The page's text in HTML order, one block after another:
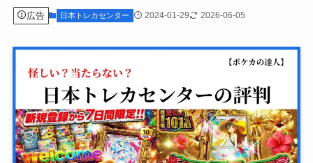
広告 日本トレカセンター 2024-01-29 2026-06-05